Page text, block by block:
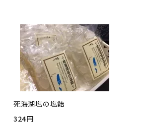
死海湖塩の塩飴
324円